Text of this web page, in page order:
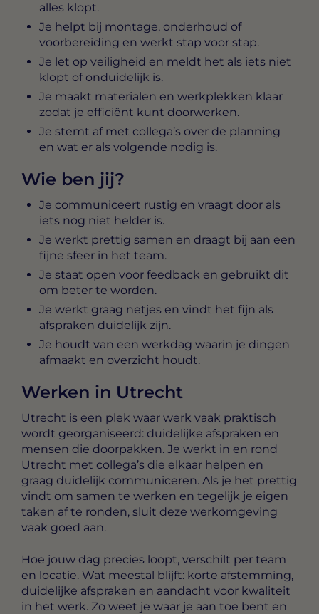
alles klopt.
Je helpt bij montage, onderhoud of
voorbereiding en werkt stap voor stap.
Je let op veiligheid en meldt het als iets niet
klopt of onduidelijk is.
Je maakt materialen en werkplekken klaar
zodat je efficiënt kunt doorwerken.
Je stemt af met collega’s over de planning
en wat er als volgende nodig is.
Wie ben jij?
Je communiceert rustig en vraagt door als
iets nog niet helder is.
Je werkt prettig samen en draagt bij aan een
fijne sfeer in het team.
Je staat open voor feedback en gebruikt dit
om beter te worden.
Je werkt graag netjes en vindt het fijn als
afspraken duidelijk zijn.
Je houdt van een werkdag waarin je dingen
afmaakt en overzicht houdt.
Werken in Utrecht
Utrecht is een plek waar werk vaak praktisch
wordt georganiseerd: duidelijke afspraken en
mensen die doorpakken. Je werkt in en rond
Utrecht met collega’s die elkaar helpen en
graag duidelijk communiceren. Als je het prettig
vindt om samen te werken en tegelijk je eigen
taken af te ronden, sluit deze werkomgeving
vaak goed aan.
Hoe jouw dag precies loopt, verschilt per team
en locatie. Wat meestal blijft: korte afstemming,
duidelijke afspraken en aandacht voor kwaliteit
in het werk. Zo weet je waar je aan toe bent en